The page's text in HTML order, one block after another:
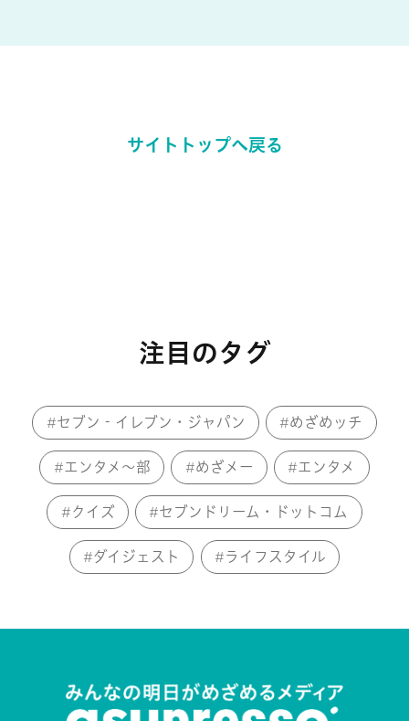
サイトトップへ戻る
注目のタグ
セブン‐イレブン・ジャパン めざめッチ
エンタメ～部 めざメー エンタメ
クイズ セブンドリーム・ドットコム
ダイジェスト ライフスタイル